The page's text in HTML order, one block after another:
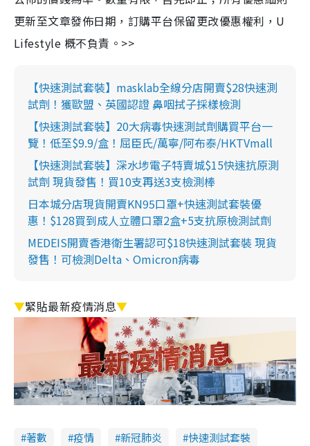
更新至文章發佈日期，訂購平台保留更改優惠權利，U
Lifestyle 概不負責。>>
【快速測試套裝】masklab全線分店開賣$28快速測
試劑！獲歐盟、英國認證 鼻咽拭子採樣檢測
【快速測試套裝】20大病毒快速測試劑購買平台一
覽！低至$9.9/盒！屈臣氏/萬寧/阿布泰/HKTVmall
【快速測試套裝】深水埗電子特賣城$15快速抗原測
試劑 現貨發售！買10支再送3支檢測棒
日本城分店現貨開賣KN95口罩+快速測試套裝優
惠！$128買到成人立體口罩2盒+5支抗原檢測試劑
MEDEIS開賣香港衛生署認可$18快速測試套裝 現貨
發售！可檢測Delta、Omicron病毒
▼緊貼最新疫情消息▼
著數 疫情 新冠肺炎
快速測試套裝